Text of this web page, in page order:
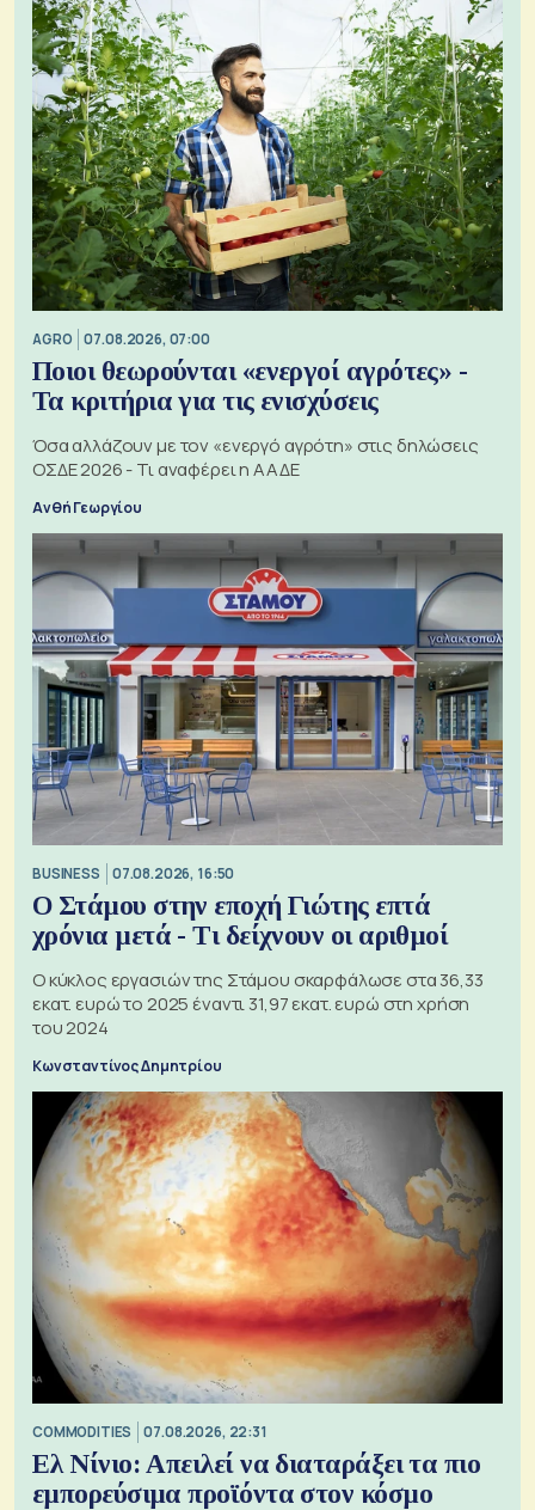
AGRO 07.08.2026, 07:00
Ποιοι θεωρούνται «ενεργοί αγρότες» -
Τα κριτήρια για τις ενισχύσεις
Όσα αλλάζουν με τον «ενεργό αγρότη» στις δηλώσεις
ΟΣΔΕ 2026 - Τι αναφέρει η ΑΑΔΕ
Ανθή Γεωργίου
BUSINESS 07.08.2026, 16:50
Ο Στάμου στην εποχή Γιώτης επτά
χρόνια μετά - Τι δείχνουν οι αριθμοί
Ο κύκλος εργασιών της Στάμου σκαρφάλωσε στα 36,33
εκατ. ευρώ το 2025 έναντι 31,97 εκατ. ευρώ στη χρήση
του 2024
Κωνσταντίνος Δημητρίου
COMMODITIES 07.08.2026, 22:31
Ελ Νίνιο: Απειλεί να διαταράξει τα πιο
εμπορεύσιμα προϊόντα στον κόσμο